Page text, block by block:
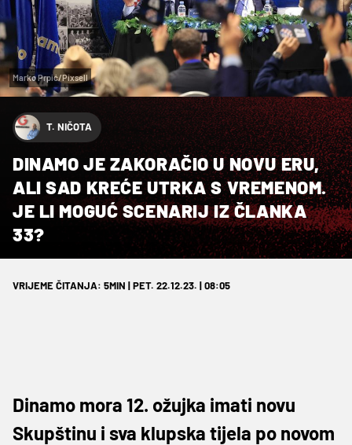
Marko Prpić/Pixsell
T. NIČOTA
DINAMO JE ZAKORAČIO U NOVU ERU,
ALI SAD KREĆE UTRKA S VREMENOM.
JE LI MOGUĆ SCENARIJ IZ ČLANKA
33?
VRIJEME ČITANJA: 5MIN | PET. 22.12.23. | 08:05
Dinamo mora 12. ožujka imati novu
Skupštinu i sva klupska tijela po novom